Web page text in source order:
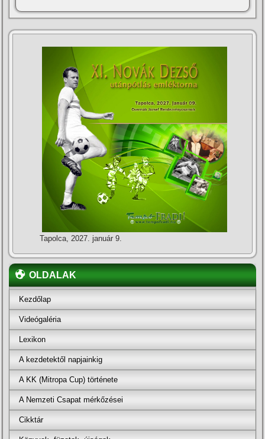
Tapolca, 2027. január 9.
OLDALAK
Kezdőlap
Videógaléria
Lexikon
A kezdetektől napjainkig
A KK (Mitropa Cup) története
A Nemzeti Csapat mérkőzései
Cikktár